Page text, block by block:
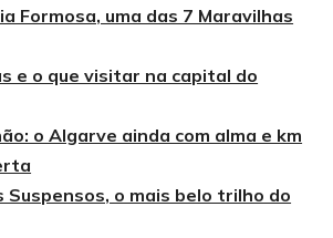
Formosa, uma das 7 Maravilhas
e o que visitar na capital do
o Algarve ainda com alma e km
Suspensos, o mais belo trilho do